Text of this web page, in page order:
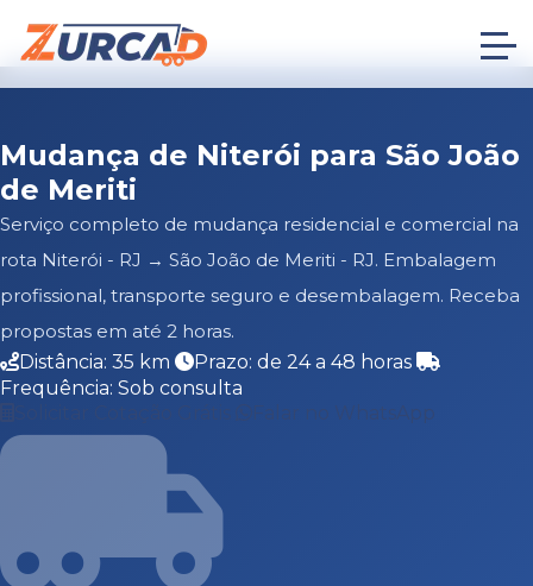
Mudança de Niterói para São João
de Meriti
Serviço completo de mudança residencial e comercial na
rota Niterói - RJ → São João de Meriti - RJ. Embalagem
profissional, transporte seguro e desembalagem. Receba
propostas em até 2 horas.
Distância: 35 km
Prazo: de 24 a 48 horas
Frequência: Sob consulta
Falar no WhatsApp